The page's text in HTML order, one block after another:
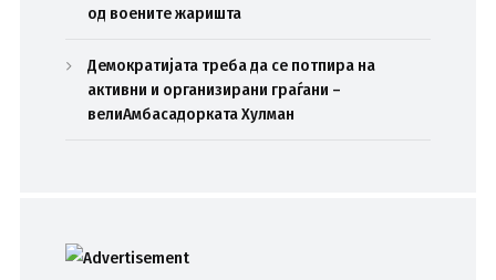
од воените жаришта
Демократијата треба да се потпира на
активни и организирани граѓани –
велиАмбасадорката Хулман